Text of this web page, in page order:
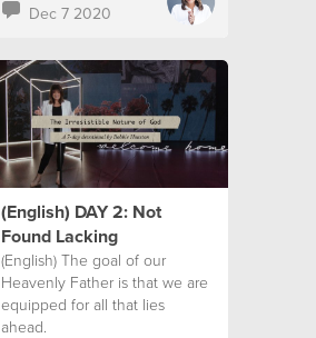
Dec 7 2020
(English) DAY 2: Not
Found Lacking
(English) The goal of our
Heavenly Father is that we are
equipped for all that lies
ahead.